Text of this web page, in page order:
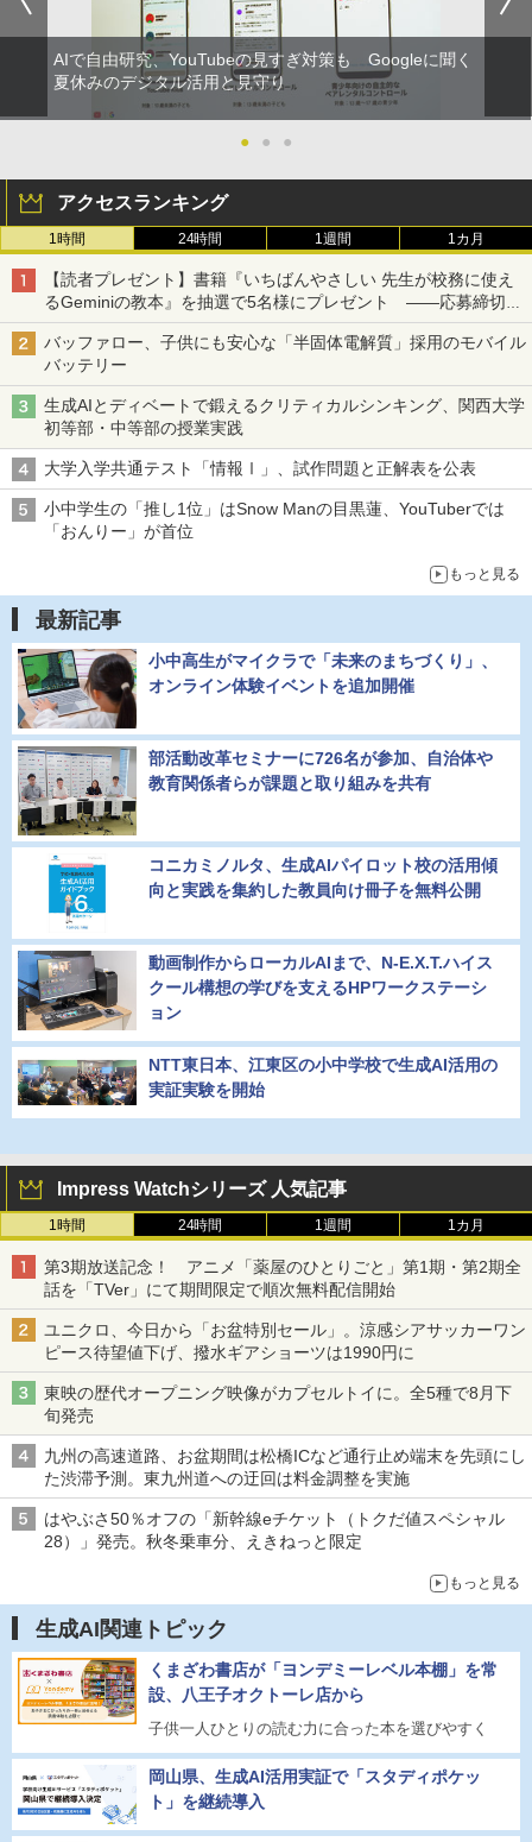
Fernrohr:実験用キャビネット
AIで自由研究、YouTubeの見すぎ対策も Googleに聞く
夏休みのデジタル活用と見守り
● ● ●
アクセスランキング
1時間 24時間 1週間 1カ月
【読者プレゼント】書籍『いちばんやさしい 先生が校務に使え
るGeminiの教本』を抽選で5名様にプレゼント ――応募締切は
2026年8月12日（水）まで
バッファロー、子供にも安心な「半固体電解質」採用のモバイル
バッテリー
生成AIとディベートで鍛えるクリティカルシンキング、関西大学
初等部・中等部の授業実践
大学入学共通テスト「情報Ⅰ」、試作問題と正解表を公表
小中学生の「推し1位」はSnow Manの目黒蓮、YouTuberでは
「おんりー」が首位
もっと見る
最新記事
小中高生がマイクラで「未来のまちづくり」、
オンライン体験イベントを追加開催
部活動改革セミナーに726名が参加、自治体や
教育関係者らが課題と取り組みを共有
コニカミノルタ、生成AIパイロット校の活用傾
向と実践を集約した教員向け冊子を無料公開
動画制作からローカルAIまで、N-E.X.T.ハイス
クール構想の学びを支えるHPワークステーシ
ョン
NTT東日本、江東区の小中学校で生成AI活用の
実証実験を開始
Impress Watchシリーズ 人気記事
1時間 24時間 1週間 1カ月
第3期放送記念！ アニメ「薬屋のひとりごと」第1期・第2期全
話を「TVer」にて期間限定で順次無料配信開始
ユニクロ、今日から「お盆特別セール」。涼感シアサッカーワン
ピース待望値下げ、撥水ギアショーツは1990円に
東映の歴代オープニング映像がカプセルトイに。全5種で8月下
旬発売
九州の高速道路、お盆期間は松橋ICなど通行止め端末を先頭にし
た渋滞予測。東九州道への迂回は料金調整を実施
はやぶさ50％オフの「新幹線eチケット（トクだ値スペシャル
28）」発売。秋冬乗車分、えきねっと限定
もっと見る
生成AI関連トピック
くまざわ書店が「ヨンデミーレベル本棚」を常
設、八王子オクトーレ店から
子供一人ひとりの読む力に合った本を選びやすく
岡山県、生成AI活用実証で「スタディポケッ
ト」を継続導入